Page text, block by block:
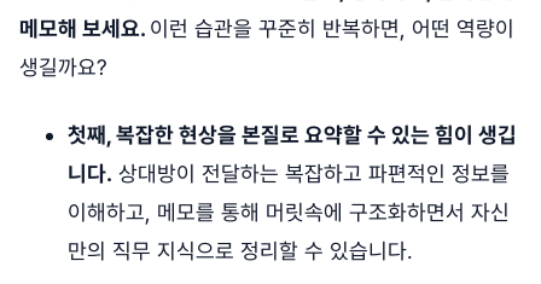
메모해 보세요. 이런 습관을 꾸준히 반복하면, 어떤 역량이
생길까요?
첫째, 복잡한 현상을 본질로 요약할 수 있는 힘이 생깁
니다. 상대방이 전달하는 복잡하고 파편적인 정보를
이해하고, 메모를 통해 머릿속에 구조화하면서 자신
만의 직무 지식으로 정리할 수 있습니다.